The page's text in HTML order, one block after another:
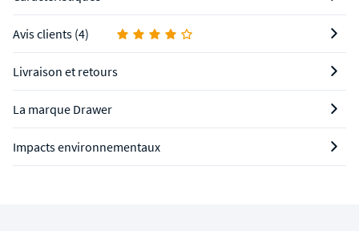
Avis clients (4)
Livraison et retours
La marque Drawer
Impacts environnementaux